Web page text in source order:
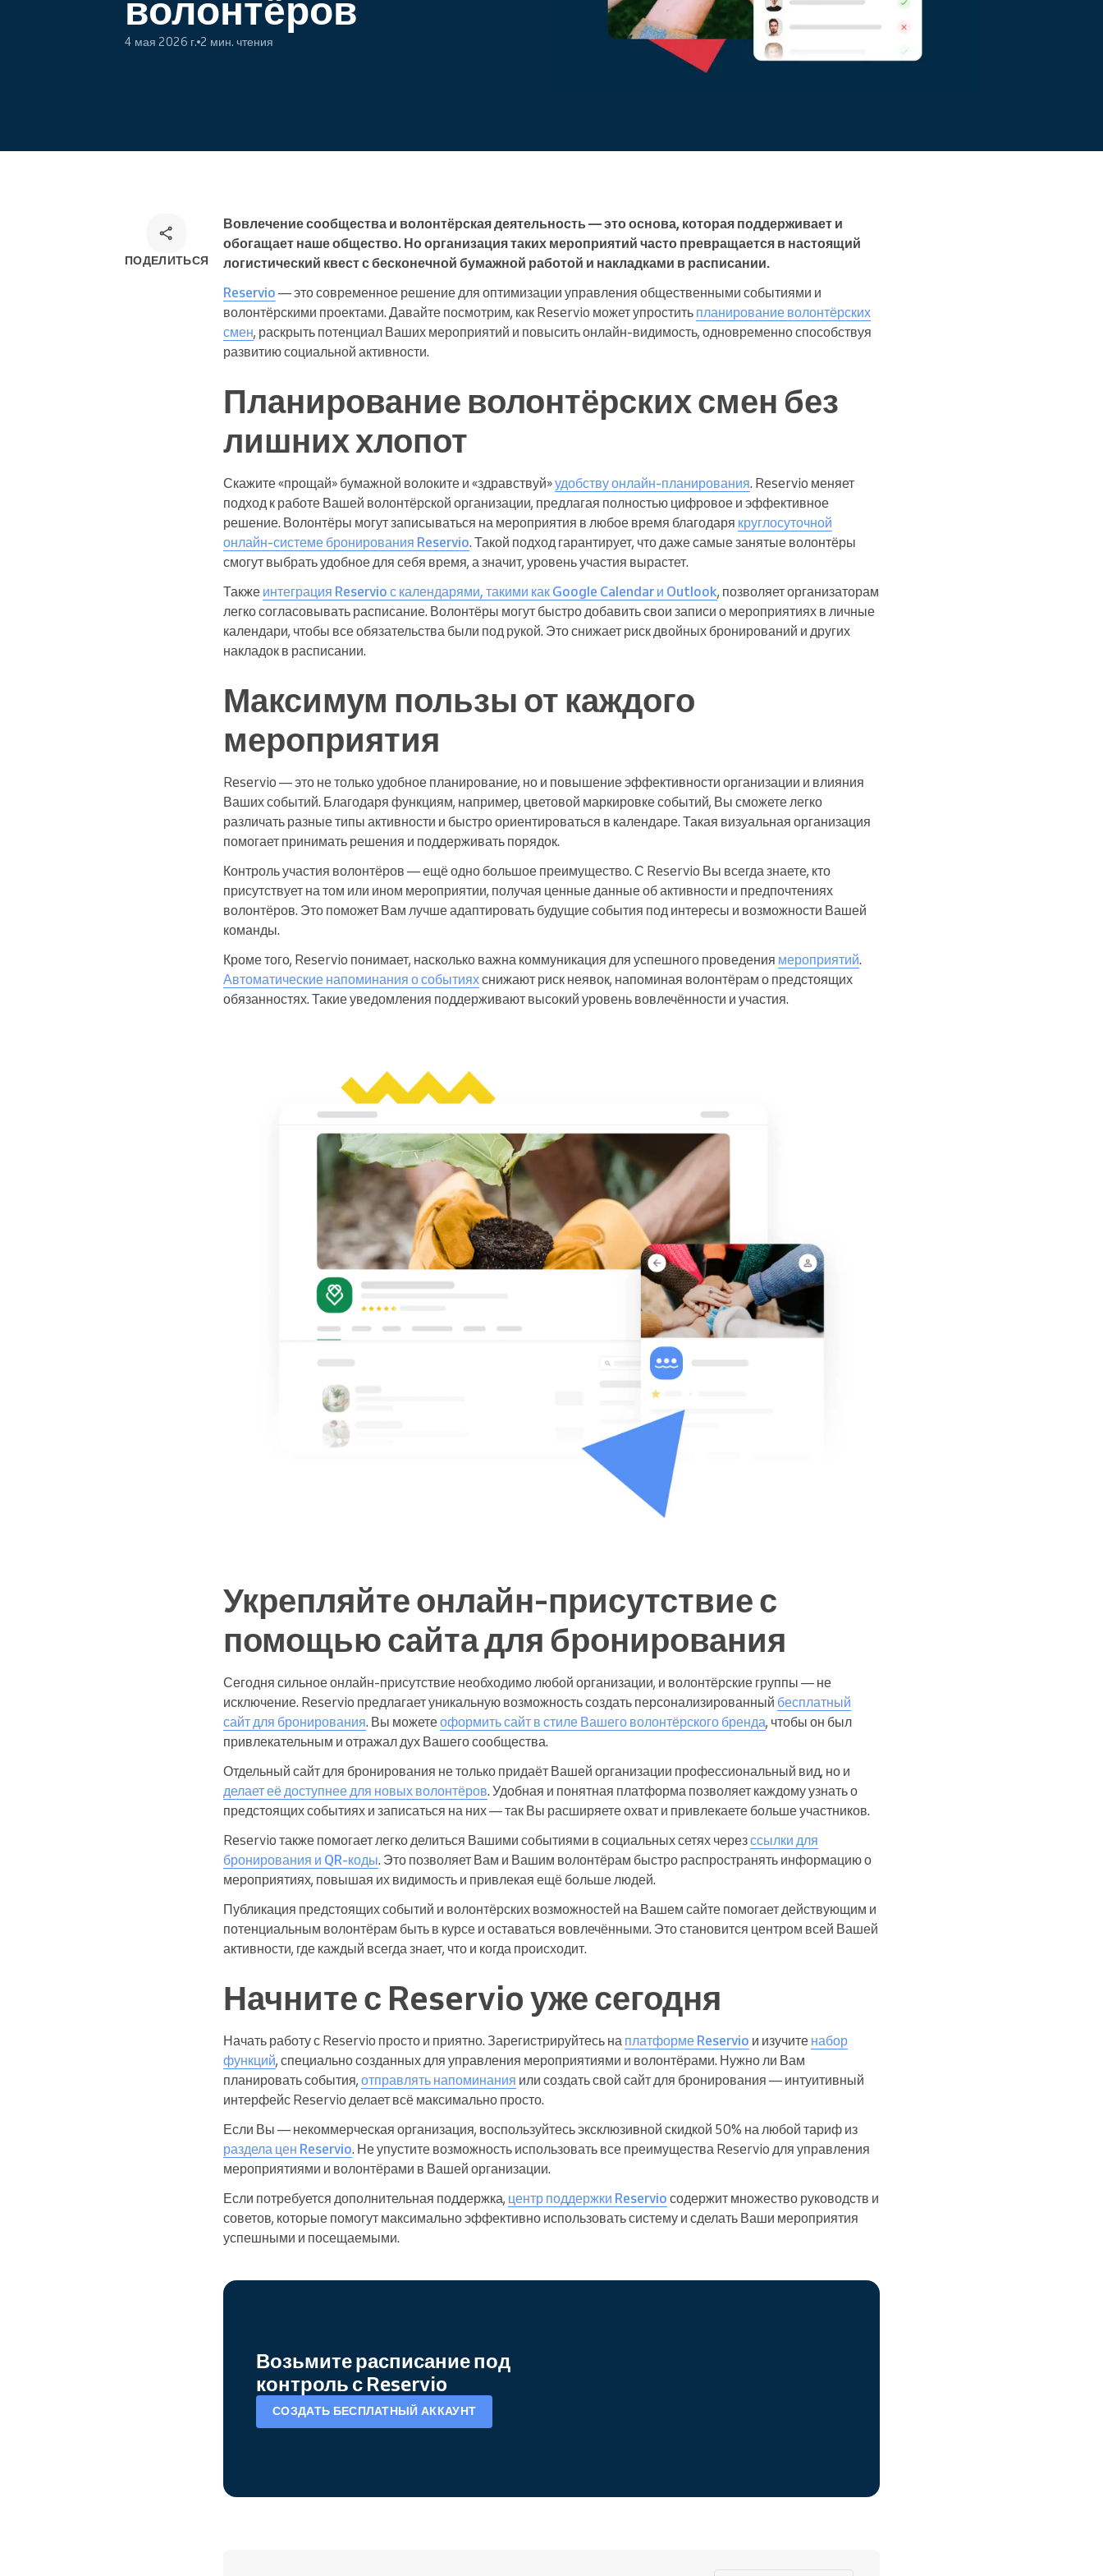
курсы
4 мая 2026 г. 2 мин. чтения
ПОДЕЛИТЬСЯ
Вовлечение сообщества и волонтёрская деятельность — это основа, которая поддерживает и
обогащает наше общество. Но организация таких мероприятий часто превращается в настоящий
логистический квест с бесконечной бумажной работой и накладками в расписании.
Reservio — это современное решение для оптимизации управления общественными событиями и
волонтёрскими проектами. Давайте посмотрим, как Reservio может упростить планирование волонтёрских
смен, раскрыть потенциал Ваших мероприятий и повысить онлайн-видимость, одновременно способствуя
развитию социальной активности.
Планирование волонтёрских смен без
лишних хлопот
Скажите «прощай» бумажной волоките и «здравствуй»удобству онлайн-планирования. Reservio меняет
подход к работе Вашей волонтёрской организации, предлагая полностью цифровое и эффективное
решение. Волонтёры могут записываться на мероприятия в любое время благодаря круглосуточной
онлайн-системе бронирования Reservio. Такой подход гарантирует, что даже самые занятые волонтёры
смогут выбрать удобное для себя время, а значит, уровень участия вырастет.
Также интеграция Reservio с календарями, такими как Google Calendar и Outlook, позволяет организаторам
легко согласовывать расписание. Волонтёры могут быстро добавить свои записи о мероприятиях в личные
календари, чтобы все обязательства были под рукой. Это снижает риск двойных бронирований и других
накладок в расписании.
Максимум пользы от каждого
мероприятия
Reservio — это не только удобное планирование, но и повышение эффективности организации и влияния
Ваших событий. Благодаря функциям, например, цветовой маркировке событий, Вы сможете легко
различать разные типы активности и быстро ориентироваться в календаре. Такая визуальная организация
помогает принимать решения и поддерживать порядок.
Контроль участия волонтёров — ещё одно большое преимущество. С Reservio Вы всегда знаете, кто
присутствует на том или ином мероприятии, получая ценные данные об активности и предпочтениях
волонтёров. Это поможет Вам лучше адаптировать будущие события под интересы и возможности Вашей
команды.
Кроме того, Reservio понимает, насколько важна коммуникация для успешного проведения мероприятий.
Автоматические напоминания о событияхснижают риск неявок, напоминая волонтёрам о предстоящих
обязанностях. Такие уведомления поддерживают высокий уровень вовлечённости и участия.
Укрепляйте онлайн-присутствие с
помощью сайта для бронирования
Сегодня сильное онлайн-присутствие необходимо любой организации, и волонтёрские группы — не
исключение. Reservio предлагает уникальную возможность создать персонализированный бесплатный
сайт для бронирования. Вы можетеоформить сайт в стиле Вашего волонтёрского бренда, чтобы он был
привлекательным и отражал дух Вашего сообщества.
Отдельный сайт для бронирования не только придаёт Вашей организации профессиональный вид, но и
делает её доступнее для новых волонтёров. Удобная и понятная платформа позволяет каждому узнать о
предстоящих событиях и записаться на них — так Вы расширяете охват и привлекаете больше участников.
Reservio также помогает легко делиться Вашими событиями в социальных сетях черезссылки для
бронирования и QR-коды. Это позволяет Вам и Вашим волонтёрам быстро распространять информацию о
мероприятиях, повышая их видимость и привлекая ещё больше людей.
Публикация предстоящих событий и волонтёрских возможностей на Вашем сайте помогает действующим и
потенциальным волонтёрам быть в курсе и оставаться вовлечёнными. Это становится центром всей Вашей
активности, где каждый всегда знает, что и когда происходит.
Начните с Reservio уже сегодня
Начать работу с Reservio просто и приятно. Зарегистрируйтесь на платформе Reservio и изучите набор
функций, специально созданных для управления мероприятиями и волонтёрами. Нужно ли Вам
планировать события, отправлять напоминания или создать свой сайт для бронирования — интуитивный
интерфейс Reservio делает всё максимально просто.
Если Вы — некоммерческая организация, воспользуйтесь эксклюзивной скидкой 50% на любой тариф из
раздела цен Reservio. Не упустите возможность использовать все преимущества Reservio для управления
мероприятиями и волонтёрами в Вашей организации.
Если потребуется дополнительная поддержка, центр поддержки Reservio содержит множество руководств и
советов, которые помогут максимально эффективно использовать систему и сделать Ваши мероприятия
успешными и посещаемыми.
Возьмите расписание под
контроль с Reservio
СОЗДАТЬ БЕСПЛАТНЫЙ АККАУНТ